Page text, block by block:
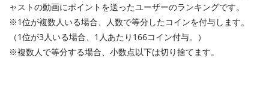
ャストの動画にポイントを送ったユーザーのランキングです。
※1位が複数人いる場合、人数で等分したコインを付与します。
（1位が3人いる場合、1人あたり166コイン付与。）
※複数人で等分する場合、小数点以下は切り捨てます。